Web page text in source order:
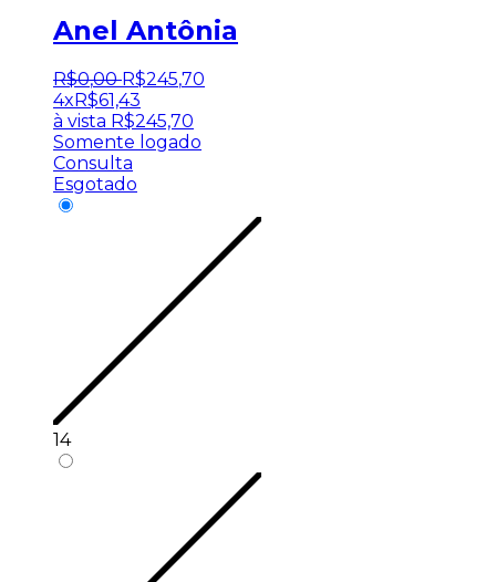
Anel Antônia
R$0,00 R$245,70
4xR$61,43
à vista R$245,70
Somente logado
Consulta
Esgotado
14